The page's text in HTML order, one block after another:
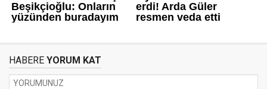
HABERE YORUM KAT